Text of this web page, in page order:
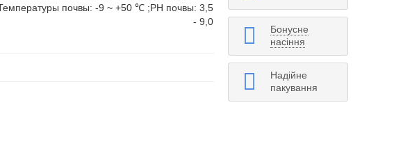
почвы: -9 ~ +50 ℃ ;PH почвы: 3,5
- 9,0
Бонусне
насіння
Надійне
пакування